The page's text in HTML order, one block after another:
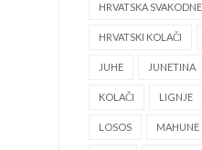
HRVATSKA
HRVATSKI KOLAČI
JUHE JUNETINA
KOLAČI LIGNJE
LOSOS MAHUNE